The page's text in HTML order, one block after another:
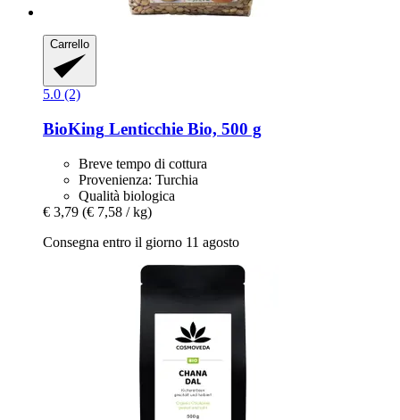
Carrello
5.0 (2)
BioKing Lenticchie Bio, 500 g
Breve tempo di cottura
Provenienza: Turchia
Qualità biologica
€ 3,79 (€ 7,58 / kg)
Consegna entro il giorno 11 agosto